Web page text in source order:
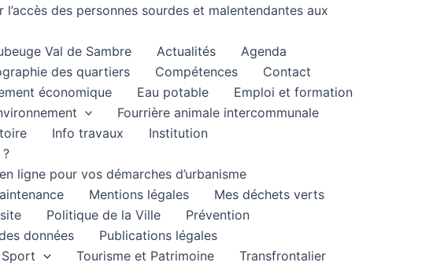
des personnes sourdes et malentendantes aux
Val de Sambre Actualités
Agenda
des quartiers Compétences
Contact
économique Eau potable
Emploi et formation
Fourrière animale intercommunale
Info travaux
Institution
ligne pour vos démarches d’urbanisme
Mentions légales
Mes déchets verts
Politique de la Ville
Prévention
données
Publications légales
Sport Tourisme et Patrimoine
Transfrontalier